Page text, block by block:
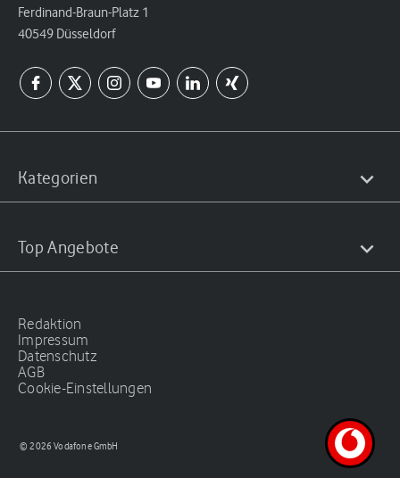
Ferdinand-Braun-Platz 1
40549 Düsseldorf
Kategorien
Top Angebote
Redaktion
Impressum
Datenschutz
AGB
Cookie-Einstellungen
© 2026 Vodafone GmbH